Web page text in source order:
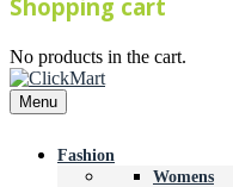
Shopping cart
No products in the cart.
Menu
Fashion
Womens